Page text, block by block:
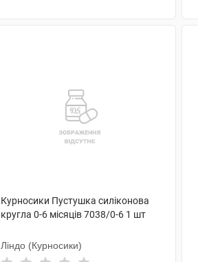
Курносики Пустушка силіконова
кругла 0-6 місяців 7038/0-6 1 шт
Ліндо (Курносики)